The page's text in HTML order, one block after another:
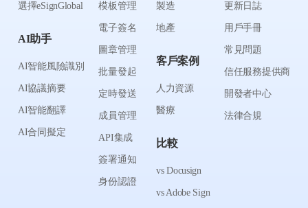
選擇eSignGlobal
AI助手
AI智能風險識別
AI協議摘要
AI智能翻譯
AI合同擬定
模板管理
電子簽名
圖章管理
批量發起
定時發送
成員管理
API集成
簽署通知
身份認證
製造
地產
客戶案例
人力資源
醫療
比較
vs Docusign
vs Adobe Sign
更新日誌
用戶手冊
常見問題
信任服務提供商
開發者中心
法律合規